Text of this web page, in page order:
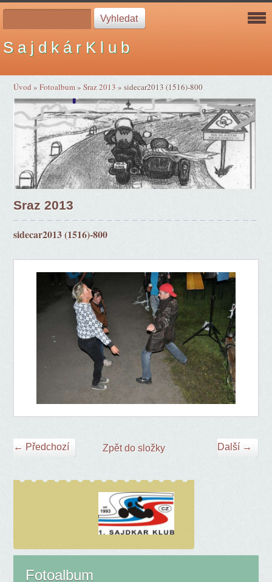
S a j d k á r K l u b
Úvod »Fotoalbum»Sraz 2013 »sidecar2013 (1516)-800
Sraz 2013
sidecar2013 (1516)-800
← Předchozí Další →
Zpět do složky
Fotoalbum